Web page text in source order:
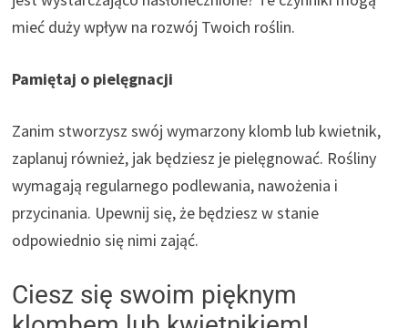
mieć duży wpływ na rozwój Twoich roślin.
Pamiętaj o pielęgnacji
Zanim stworzysz swój wymarzony klomb lub kwietnik,
zaplanuj również, jak będziesz je pielęgnować. Rośliny
wymagają regularnego podlewania, nawożenia i
przycinania. Upewnij się, że będziesz w stanie
odpowiednio się nimi zająć.
Ciesz się swoim pięknym